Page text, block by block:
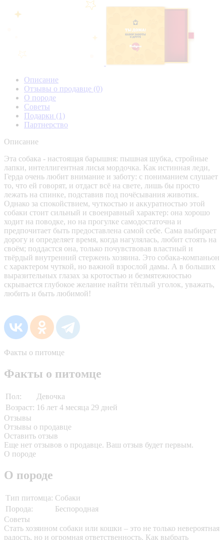
Описание
Отзывы о продавце (0)
О породе
Советы
Подарки (1)
Партнерство
Описание
Эта собака - настоящая барышня: пышная шубка, стройные
лапки, интеллигентная лисья мордочка. Как истинная леди,
Герда очень любит внимание и заботу: с пониманием слушает
то, что ей говорят, и отдаст всё на свете, лишь бы просто
лежать на спинке, подставив под почёсывания животик.
Однако за спокойствием, чуткостью и аккуратностью этой
собаки стоит сильный и своенравный характер: она хорошо
ходит на поводке, но на прогулке самодостаточна и
предпочитает быть предоставлена самой себе. Сама выбирает
дорогу и определяет время, когда нагулялась, любит стоять на
своём; поддастся она, только почувствовав властный и
твёрдый внутренний стержень хозяина. Это собака-компаньон
с характером чуткой, но важной взрослой дамы. А в больших
выразительных глазах за кротостью и безмятежностью
скрывается глубокое желание найти тёплый уголок, уважать,
любить и быть любимой!
Факты о питомце
Факты о питомце
Пол:
Девочка
Возраст: 16 лет 4 месяца 29 дней
Отзывы
Отзывы о продавце
Оставить отзыв
Еще нет отзывов о продавце. Ваш отзыв будет первым.
О породе
О породе
Тип питомца: Собаки
Порода:
Беспородная
Советы
Стать хозяином собаки или кошки – это не только невероятная
радость, но и огромная ответственность. Как выбрать